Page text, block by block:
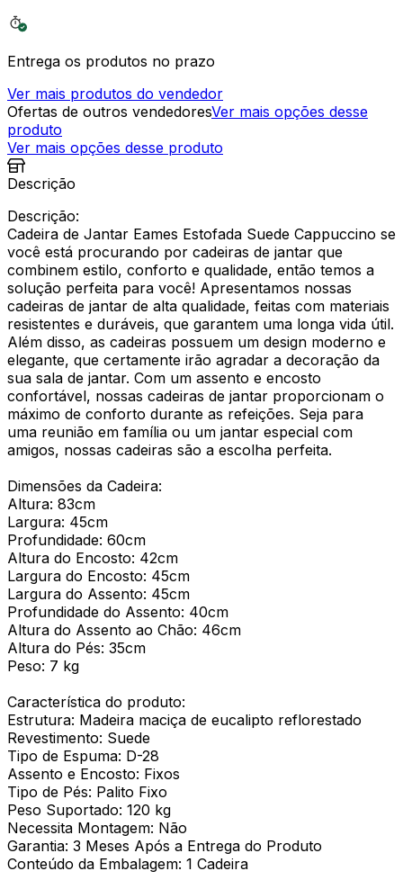
Entrega os produtos no prazo
Ver mais produtos do vendedor
Ofertas de outros vendedoresVer mais opções desse
produto
Ver mais opções desse produto
Descrição
Descrição:
Cadeira de Jantar Eames Estofada Suede Cappuccino se
você está procurando por cadeiras de jantar que
combinem estilo, conforto e qualidade, então temos a
solução perfeita para você! Apresentamos nossas
cadeiras de jantar de alta qualidade, feitas com materiais
resistentes e duráveis, que garantem uma longa vida útil.
Além disso, as cadeiras possuem um design moderno e
elegante, que certamente irão agradar a decoração da
sua sala de jantar. Com um assento e encosto
confortável, nossas cadeiras de jantar proporcionam o
máximo de conforto durante as refeições. Seja para
uma reunião em família ou um jantar especial com
amigos, nossas cadeiras são a escolha perfeita.
Dimensões da Cadeira:
Altura: 83cm
Largura: 45cm
Profundidade: 60cm
Altura do Encosto: 42cm
Largura do Encosto: 45cm
Largura do Assento: 45cm
Profundidade do Assento: 40cm
Altura do Assento ao Chão: 46cm
Altura do Pés: 35cm
Peso: 7 kg
Característica do produto:
Estrutura: Madeira maciça de eucalipto reflorestado
Revestimento: Suede
Tipo de Espuma: D-28
Assento e Encosto: Fixos
Tipo de Pés: Palito Fixo
Peso Suportado: 120 kg
Necessita Montagem: Não
Garantia: 3 Meses Após a Entrega do Produto
Conteúdo da Embalagem: 1 Cadeira